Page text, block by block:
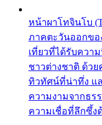
หน้าผาโทจินโบ
ภาคตะวันออกขอ
เที่ยวที่ได้รับควา
ชาวต่างชาติ ด้ว
ทิวทัศน์ที่น่าทึ่ง แ
ความงามจากธร
ความเชื่อที่ลึกซึ้ง